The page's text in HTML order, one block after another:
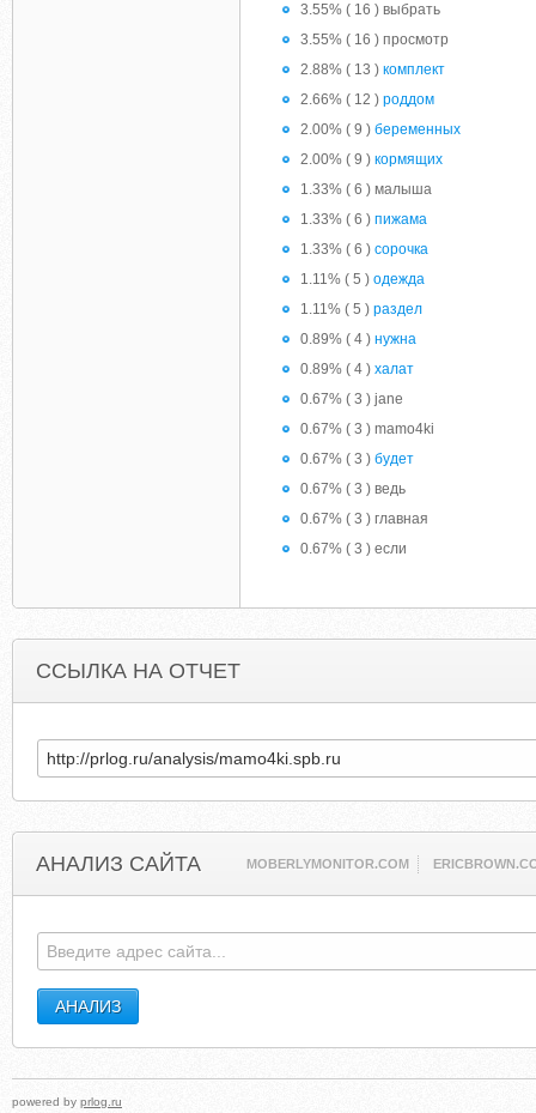
3.55% ( 16 ) выбрать
3.55% ( 16 ) просмотр
2.88% ( 13 ) комплект
2.66% ( 12 ) роддом
2.00% ( 9 ) беременных
2.00% ( 9 ) кормящих
1.33% ( 6 ) малыша
1.33% ( 6 ) пижама
1.33% ( 6 ) сорочка
1.11% ( 5 ) одежда
1.11% ( 5 ) раздел
0.89% ( 4 ) нужна
0.89% ( 4 ) халат
0.67% ( 3 ) jane
0.67% ( 3 ) mamo4ki
0.67% ( 3 ) будет
0.67% ( 3 ) ведь
0.67% ( 3 ) главная
0.67% ( 3 ) если
ССЫЛКА НА ОТЧЕТ
АНАЛИЗ САЙТА MOBERLYMONITOR.COM
powered by prlog.ru